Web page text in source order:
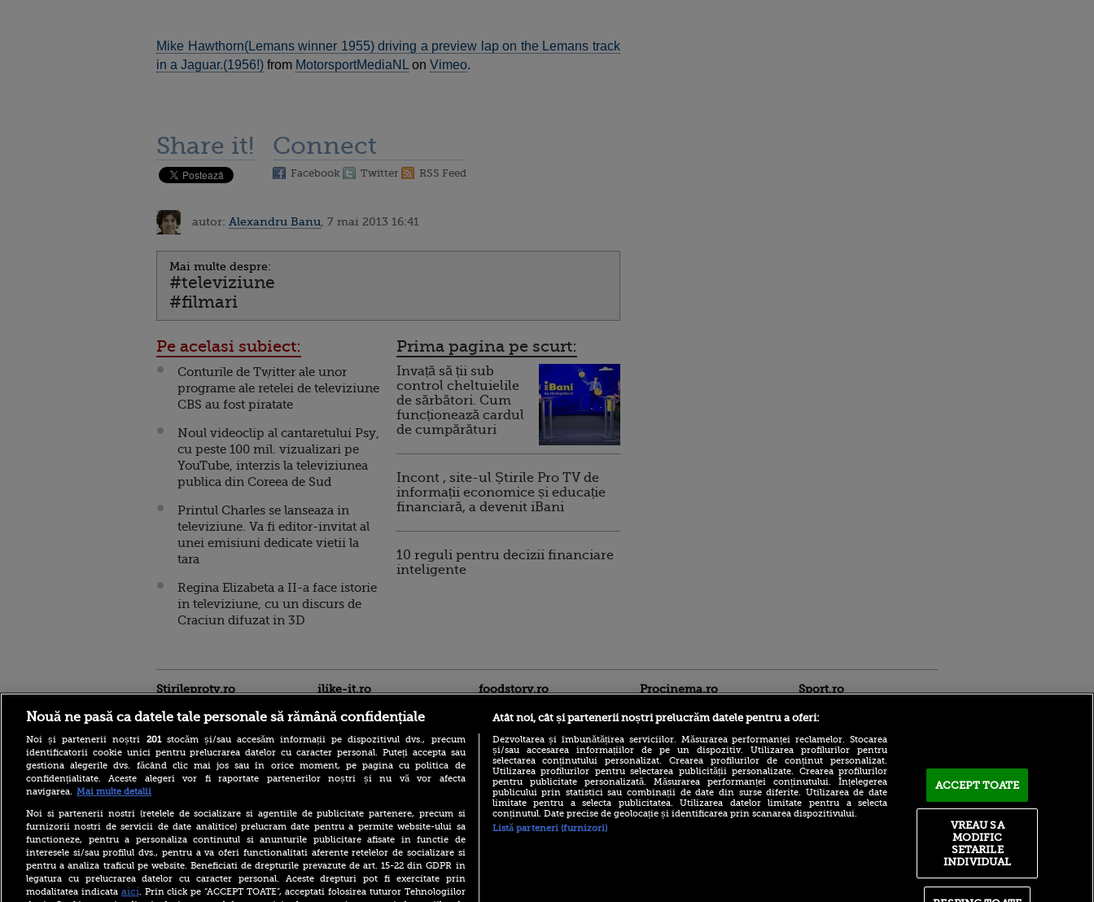
Mike Hawthorn(Lemans winner 1955) driving a preview lap on the Lemans track
in a Jaguar.(1956!) from MotorsportMediaNL on Vimeo.
Share it! Connect
Facebook Twitter RSS Feed
autor: Alexandru Banu , 7 mai 2013 16:41
Mai multe despre:
#televiziune
#filmari
Pe acelasi subiect:
Conturile de Twitter ale unor
programe ale retelei de televiziune
CBS au fost piratate
Noul videoclip al cantaretului Psy,
cu peste 100 mil. vizualizari pe
YouTube, interzis la televiziunea
publica din Coreea de Sud
Printul Charles se lanseaza in
televiziune. Va fi editor-invitat al
unei emisiuni dedicate vietii la
tara
Regina Elizabeta a II-a face istorie
in televiziune, cu un discurs de
Craciun difuzat in 3D
Prima pagina pe scurt:
Invață să ții sub
control cheltuielile
de sărbători. Cum
funcționează cardul
de cumpărături
Incont , site-ul Știrile Pro TV de
informații economice și educație
financiară, a devenit iBani
10 reguli pentru decizii financiare
inteligente
Stirileprotv.ro
Iranul le pune SUA pentru a
redeschide strâmtoarea
Ormuz după „două războaie
Iranul, aproape de un acord
cu Omanul pentru
Strâmtoarea Ormuz. Ce
ilike-it.ro foodstory.ro
(P) Descoperă Lumea
Evenimentelor din România
cu Transilvania Events!
Procinema.ro
Nikolaj Coster-Waldau din
Sport.ro
Ferencvaros - Real Madrid
1-2, pe VOYO Sport 1.
ACUM pe Sport.ro! Asalt al
Nouă ne pasă ca datele tale personale să rămână confidențiale
Noi și partenerii noștri 201stocăm și/sau accesăm informații pe dispozitivul dvs., precum
identificatorii cookie unici pentru prelucrarea datelor cu caracter personal. Puteți accepta sau
gestiona alegerile dvs. făcând clic mai jos sau în orice moment, pe pagina cu politica de
confidențialitate. Aceste alegeri vor fi raportate partenerilor noștri și nu vă vor afecta
navigarea. Mai multe detalii
Noi si partenerii nostri (retelele de socializare si agentiile de publicitate partenere, precum si
furnizorii nostri de servicii de date analitice) prelucram date pentru a permite website-ului sa
functioneze, pentru a personaliza continutul si anunturile publicitare afisate in functie de
interesele si/sau profilul dvs., pentru a va oferi functionalitati aferente retelelor de socializare si
pentru a analiza traficul pe website. Beneficiati de drepturile prevazute de art. 15-22 din GDPR in
legatura cu prelucrarea datelor cu caracter personal. Aceste drepturi pot fi exercitate prin
modalitatea indicata aici. Prin click pe “ACCEPT TOATE”, acceptati folosirea tuturor Tehnologiilor
Atât noi, cât și partenerii noștri prelucrăm datele pentru a oferi:
Dezvoltarea și îmbunătățirea serviciilor. Măsurarea performanței reclamelor. Stocarea
și/sau accesarea informațiilor de pe un dispozitiv. Utilizarea profilurilor pentru
selectarea conținutului personalizat. Crearea profilurilor de conținut personalizat.
Utilizarea profilurilor pentru selectarea publicității personalizate. Crearea profilurilor
pentru publicitate personalizată. Măsurarea performanței conținutului. Înțelegerea
publicului prin statistici sau combinații de date din surse diferite. Utilizarea de date
limitate pentru a selecta publicitatea. Utilizarea datelor limitate pentru a selecta
conținutul. Date precise de geolocație și identificarea prin scanarea dispozitivului.
Listă parteneri (furnizori)
ACCEPT TOATE
VREAU SA
MODIFIC
SETARILE
INDIVIDUAL